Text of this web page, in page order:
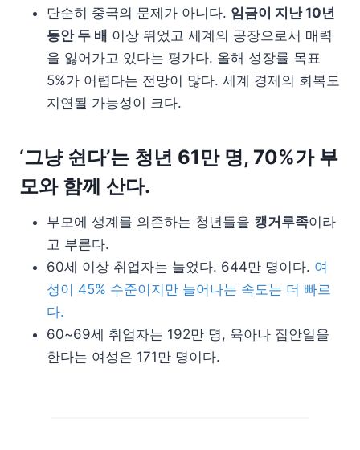
단순히 중국의 문제가 아니다. 임금이 지난 10년
동안 두 배 이상 뛰었고 세계의 공장으로서 매력
을 잃어가고 있다는 평가다. 올해 성장률 목표
5%가 어렵다는 전망이 많다. 세계 경제의 회복도
지연될 가능성이 크다.
‘그냥 쉰다’는 청년 61만 명, 70%가 부
모와 함께 산다.
부모에 생계를 의존하는 청년들을 캥거루족이라
고 부른다.
60세 이상 취업자는 늘었다. 644만 명이다. 여
성이 45% 수준이지만 늘어나는 속도는 더 빠르
다.
60~69세 취업자는 192만 명, 육아나 집안일을
한다는 여성은 171만 명이다.